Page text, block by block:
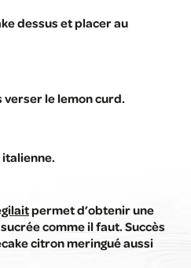
dessus et placer au
le lemon curd.
permet d’obtenir une
comme il faut. Succès
citron meringué aussi